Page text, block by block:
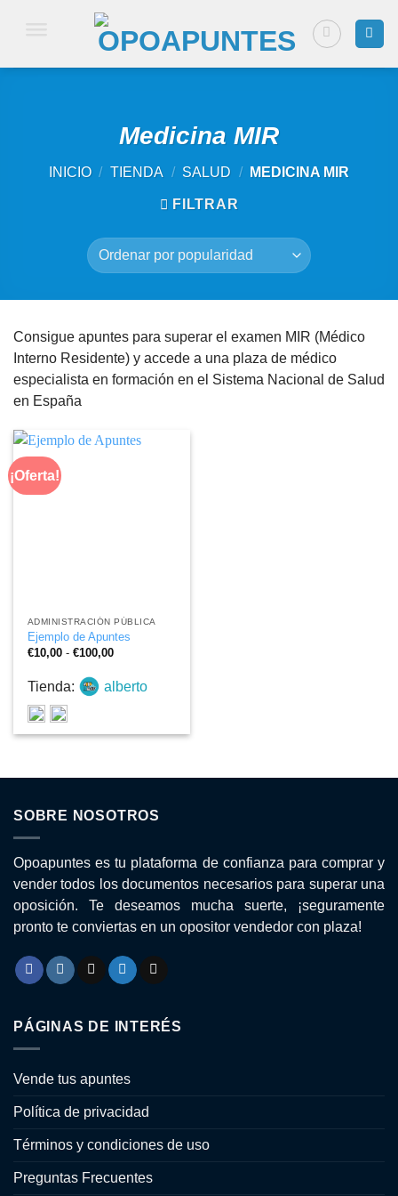
Medicina MIR
INICIO / TIENDA / SALUD / MEDICINA MIR
FILTRAR
Consigue apuntes para superar el examen MIR (Médico
Interno Residente) y accede a una plaza de médico
especialista en formación en el Sistema Nacional de Salud
en España
¡Oferta!
ADMINISTRACIÓN PÚBLICA
Ejemplo de Apuntes
€10,00 - €100,00Rango
desde
Tienda: alberto
SOBRE NOSOTROS
Opoapuntes es tu plataforma de confianza para comprar y
vender todos los documentos necesarios para superar una
oposición. Te deseamos mucha suerte, ¡seguramente
pronto te conviertas en un opositor vendedor con plaza!
PÁGINAS DE INTERÉS
Vende tus apuntes
Política de privacidad
Términos y condiciones de uso
Preguntas Frecuentes